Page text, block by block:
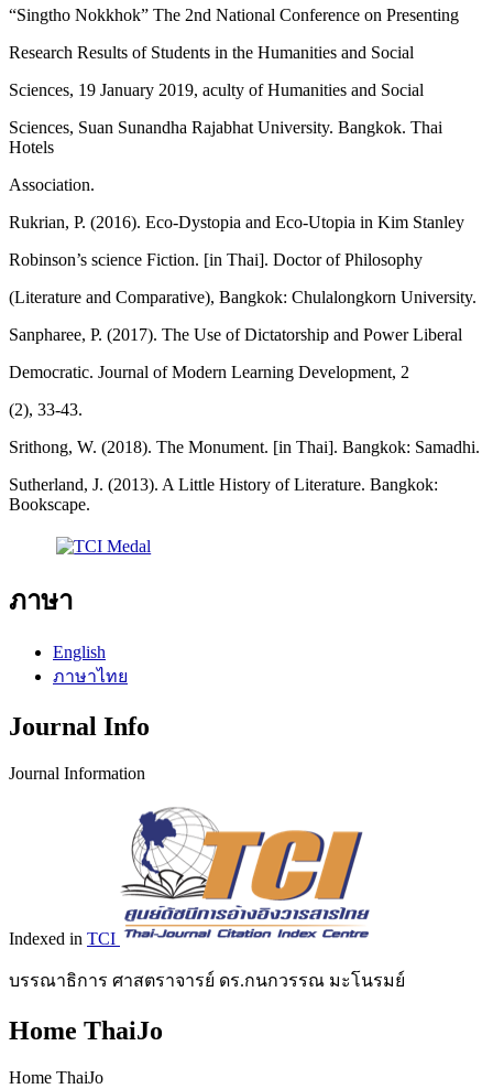
“Singtho Nokkhok” The 2nd National Conference on Presenting
Research Results of Students in the Humanities and Social
Sciences, 19 January 2019, aculty of Humanities and Social
Sciences, Suan Sunandha Rajabhat University. Bangkok. Thai
Hotels
Association.
Rukrian, P. (2016). Eco-Dystopia and Eco-Utopia in Kim Stanley
Robinson’s science Fiction. [in Thai]. Doctor of Philosophy
(Literature and Comparative), Bangkok: Chulalongkorn University.
Sanpharee, P. (2017). The Use of Dictatorship and Power Liberal
Democratic. Journal of Modern Learning Development, 2
(2), 33-43.
Srithong, W. (2018). The Monument. [in Thai]. Bangkok: Samadhi.
Sutherland, J. (2013). A Little History of Literature. Bangkok:
Bookscape.
ภาษา
English
ภาษาไทย
Journal Info
Journal Information
Indexed in TCI
บรรณาธิการ ศาสตราจารย์ ดร.กนกวรรณ มะโนรมย์
Home ThaiJo
Home ThaiJo